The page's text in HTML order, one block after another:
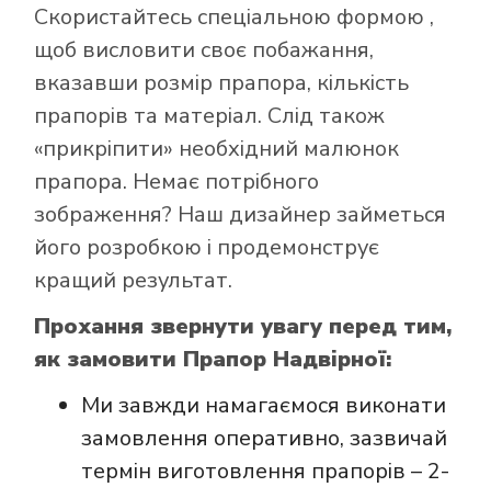
Скористайтесь спеціальною формою ,
щоб висловити своє побажання,
вказавши розмір прапора, кількість
прапорів та матеріал. Слід також
«прикріпити» необхідний малюнок
прапора. Немає потрібного
зображення? Наш дизайнер займеться
його розробкою і продемонструє
кращий результат.
Прохання звернути увагу перед тим,
як замовити Прапор Надвірної:
Ми завжди намагаємося виконати
замовлення оперативно, зазвичай
термін виготовлення прапорів – 2-
Як купити прапор
в інтернет-
магазині Лакор: